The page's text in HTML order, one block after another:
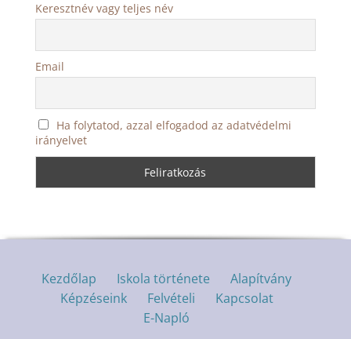
Keresztnév vagy teljes név
Email
Ha folytatod, azzal elfogadod az adatvédelmi
irányelvet
Kezdőlap Iskola története
Alapítvány
Képzéseink
Felvételi
Kapcsolat
E-Napló